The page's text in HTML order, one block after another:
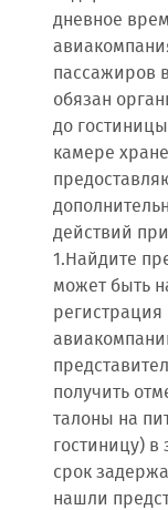
дневное
пассажиров
обязан
до
камере
действий
1.Найдите
может быть
регистрация
получить
талоны на
гостиницу) в
срок
нашли